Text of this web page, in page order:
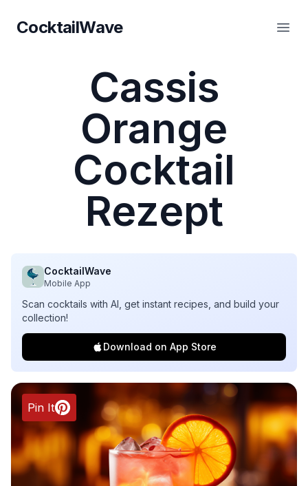
CocktailWave
CocktailWave
Cassis
Orange
Cocktail
Rezept
CocktailWave
Mobile App
Scan cocktails with AI, get instant recipes, and build your
collection!
Download on App Store
Pin It